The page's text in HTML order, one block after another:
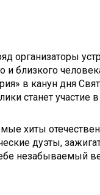
организаторы
и близкого
в канун дня
станет участие
хиты
дуэты,
незабываемый